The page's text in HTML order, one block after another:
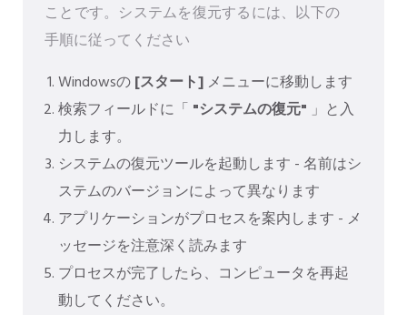
ことです。システムを復元するには、以下の
手順に従ってください
Windowsの[スタート] メニューに移動します
検索フィールドに「 "システムの復元" 」と入
力します。
システムの復元ツールを起動します - 名前はシ
ステムのバージョンによって異なります
アプリケーションがプロセスを案内します - メ
ッセージを注意深く読みます
プロセスが完了したら、コンピュータを再起
動してください。